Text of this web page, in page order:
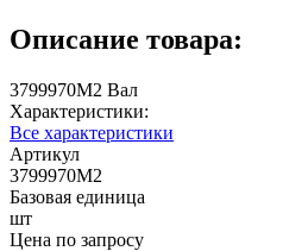
Описание товара:
3799970M2 Вал
Характеристики:
Все характеристики
Артикул
3799970M2
Базовая единица
шт
Цена по запросу